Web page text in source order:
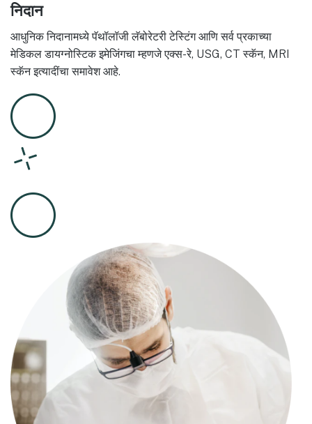
निदान
आधुनिक निदानामध्ये पॅथॉलॉजी लॅबोरेटरी टेस्टिंग आणि सर्व प्रकाच्या
मेडिकल डायग्नोस्टिक इमेजिंगचा म्हणजे एक्स-रे, USG, CT स्कॅन, MRI
स्कॅन इत्यादींचा समावेश आहे.